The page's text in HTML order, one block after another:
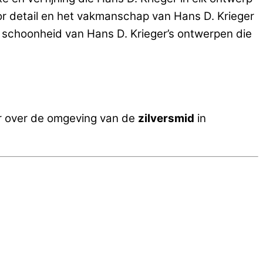
en het vakmanschap van Hans D. Krieger
van Hans D. Krieger’s ontwerpen die
over de omgeving van de zilversmid in